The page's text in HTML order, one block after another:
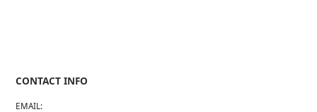
CONTACT INFO
EMAIL: